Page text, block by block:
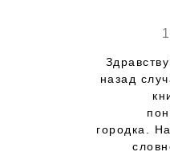
назад
городка.